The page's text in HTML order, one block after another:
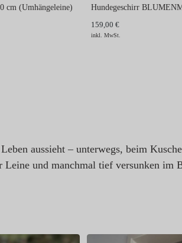
cm (Umhängeleine)
Hundegeschirr
159,00 €
inkl. MwSt.
aussieht – unterwegs, beim
und manchmal tief versunken im